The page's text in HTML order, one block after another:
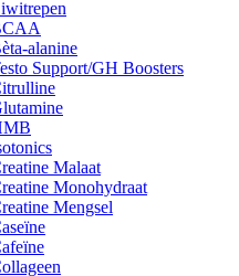
alanine
Support/GH Boosters
Malaat
Monohydraat
Mengsel